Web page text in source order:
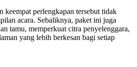
keempat perlengkapan tersebut tidak
acara. Sebaliknya, paket ini juga
tamu, memperkuat citra penyelenggara,
yang lebih berkesan bagi setiap